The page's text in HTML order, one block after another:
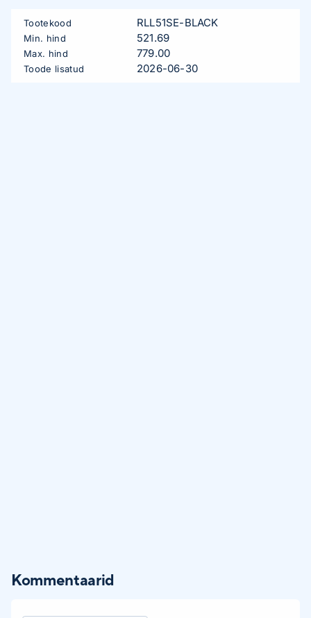
Tootekood RLL51SE-BLACK
Min. hind 521.69
Max. hind 779.00
Toode lisatud 2026-06-30
Kommentaarid